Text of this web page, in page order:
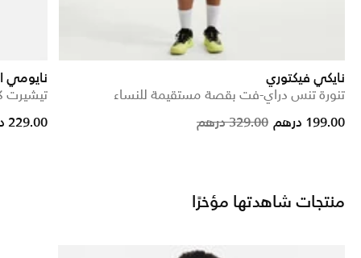
نايكي فيكتوري
تنورة تنس دراي-فت بقصة مستقيمة للنساء
Price reduced from
329.00 درهم
to 199.00 درهم
نايومي
تيشيرت
reduced from
to
229.00 درهم
منتجات شاهدتها مؤخرًا